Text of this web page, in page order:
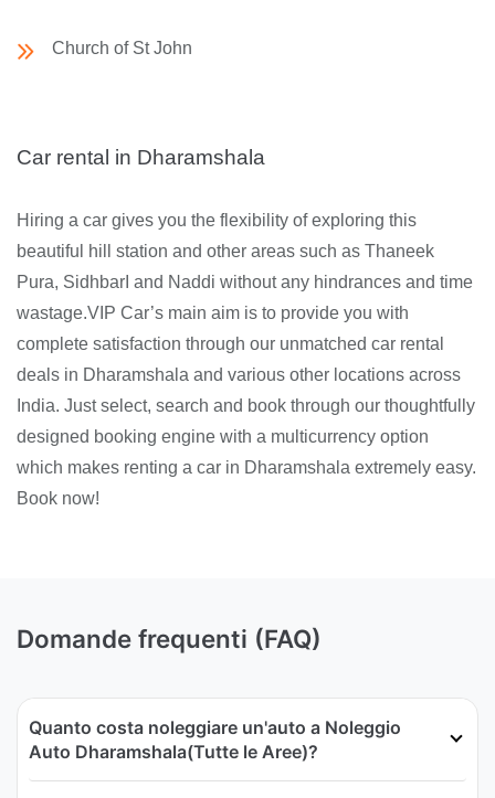
Church of St John
Car rental in Dharamshala
Hiring a car gives you the flexibility of exploring this
beautiful hill station and other areas such as Thaneek
Pura, SidhbarI and Naddi without any hindrances and time
wastage.VIP Car’s main aim is to provide you with
complete satisfaction through our unmatched car rental
deals in Dharamshala and various other locations across
India. Just select, search and book through our thoughtfully
designed booking engine with a multicurrency option
which makes renting a car in Dharamshala extremely easy.
Book now!
Domande frequenti (FAQ)
Quanto costa noleggiare un'auto a Noleggio
Auto Dharamshala(Tutte le Aree)?